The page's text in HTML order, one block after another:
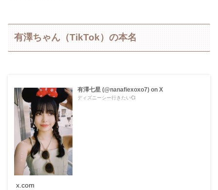
有澤ちゃん（TikTok）の本名
有澤七星 (@nanafiexoxo7) on X
ディズニーシー行きたい💞
x.com